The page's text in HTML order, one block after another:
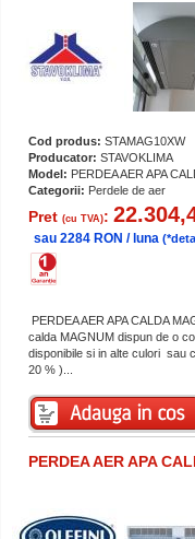
Cod produs: STAMAG10XW
Producator: STAVOKLIMA
Model: PERDEA AER APA
Categorii: Perdele de aer
Pret (cu TVA):
sau 2284 RON / luna
PERDEA AER APA CALDA
calda MAGNUM dispun de o
disponibile si in alte culori sau
20 % )...
PERDEA AER APA